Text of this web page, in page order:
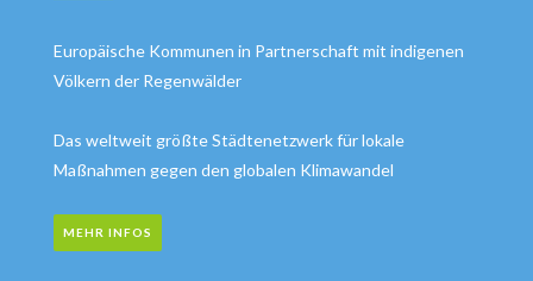
Europäische Kommunen in Partnerschaft mit indigenen
Völkern der Regenwälder
Das weltweit größte Städtenetzwerk für lokale
Maßnahmen gegen den globalen Klimawandel
MEHR INFOS